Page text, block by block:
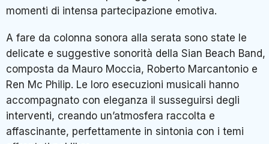
momenti di intensa partecipazione emotiva.
A fare da colonna sonora alla serata sono state le
delicate e suggestive sonorità della Sian Beach Band,
composta da Mauro Moccia, Roberto Marcantonio e
Ren Mc Philip. Le loro esecuzioni musicali hanno
accompagnato con eleganza il susseguirsi degli
interventi, creando un’atmosfera raccolta e
affascinante, perfettamente in sintonia con i temi